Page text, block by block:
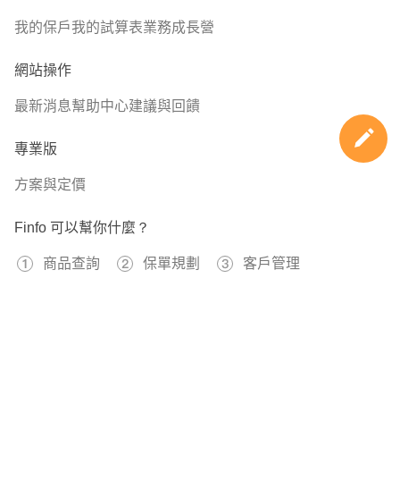
我的保戶我的試算表業務成長營
網站操作
最新消息幫助中心建議與回饋
專業版
方案與定價
Finfo 可以幫你什麼？
商品查詢 保單規劃 客戶管理